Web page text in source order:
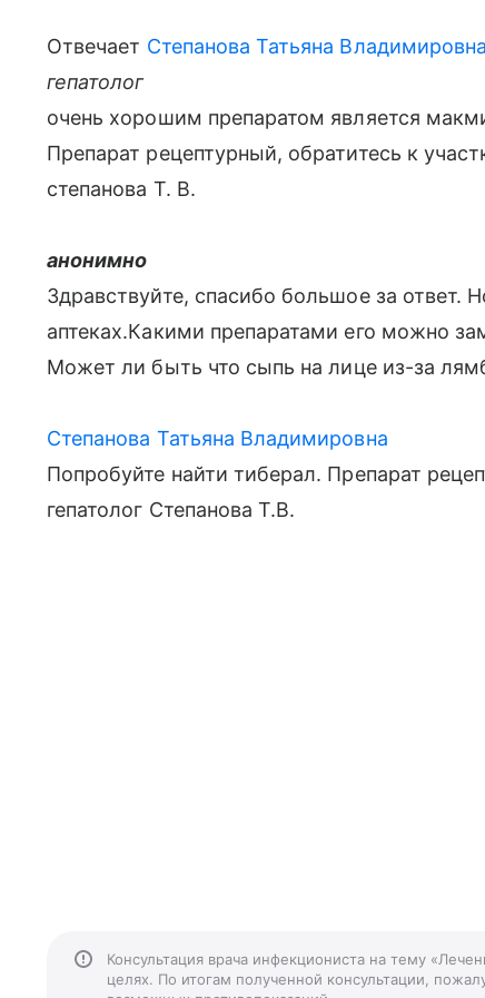
Отвечает Степанова Татьяна Владимировна
гепатолог
очень хорошим препаратом является
Препарат рецептурный, обратитесь к
степанова Т. В.
анонимно
Здравствуйте, спасибо большое за ответ.
аптеках.Какими препаратами его можно
Может ли быть что сыпь на лице из-за
Степанова Татьяна Владимировна
Попробуйте найти тиберал. Препарат
гепатолог Степанова Т.В.
Консультация врача инфекциониста на тему
целях. По итогам полученной консультации,